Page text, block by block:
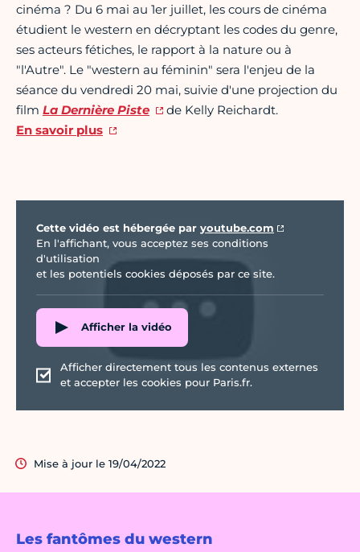
Les fantômes du western
cinéma ? Du 6 mai au 1er juillet, les cours de cinéma
étudient le western en décryptant les codes du genre,
ses acteurs fétiches, le rapport à la nature ou à
"l'Autre". Le "western au féminin" sera l'enjeu de la
séance du vendredi 20 mai, suivie d'une projection du
film La Dernière Piste
de Kelly Reichardt.
En savoir plus
Cette vidéo est hébergée par youtube.com
En l'affichant, vous acceptez ses conditions
d'utilisation
et les potentiels cookies déposés par ce site.
Afficher la vidéo
Afficher directement tous les contenus externes
et accepter les cookies pour Paris.fr.
Mise à jour le 19/04/2022